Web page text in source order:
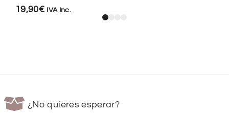
19,90€ IVA Inc.
¿No quieres esperar?